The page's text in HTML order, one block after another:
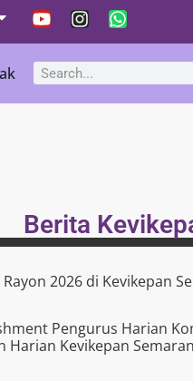
Berita
Rayon 2026 di Kevikepan
Pengurus Harian
Harian Kevikepan